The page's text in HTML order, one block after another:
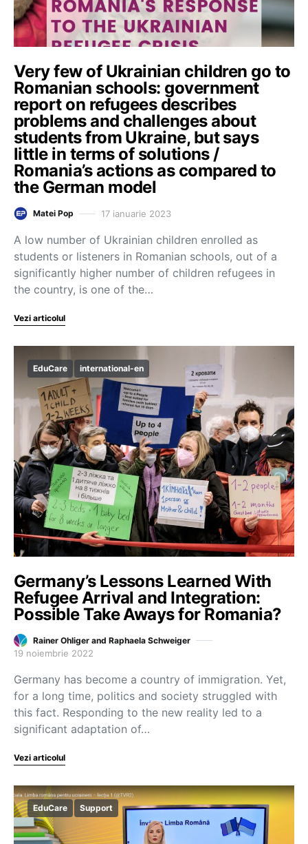
Very few of Ukrainian children go to
Romanian schools: government
report on refugees describes
problems and challenges about
students from Ukraine, but says
little in terms of solutions /
Romania’s actions as compared to
the German model
Matei Pop 17 ianuarie 2023
A low number of Ukrainian children enrolled as
students or listeners in Romanian schools, out of a
significantly higher number of children refugees in
the country, is one of the…
Vezi articolul
EduCare international-en
Germany’s Lessons Learned With
Refugee Arrival and Integration:
Possible Take Aways for Romania?
Rainer Ohliger and Raphaela Schweiger
19 noiembrie 2022
Germany has become a country of immigration. Yet,
for a long time, politics and society struggled with
this fact. Responding to the new reality led to a
significant adaptation of…
Vezi articolul
EduCare Support